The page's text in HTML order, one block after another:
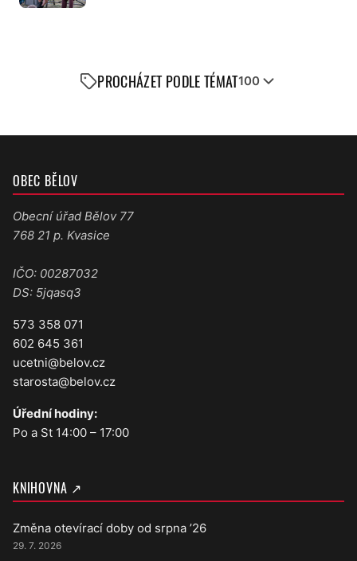
PROCHÁZET PODLE TÉMAT100
OBEC BĚLOV
Obecní úřad Bělov 77
768 21 p. Kvasice
IČO: 00287032
DS: 5jqasq3
573 358 071
602 645 361
ucetni@belov.cz
starosta@belov.cz
Úřední hodiny:
Po a St 14:00 – 17:00
KNIHOVNA ↗
Změna otevírací doby od srpna ’26
29. 7. 2026